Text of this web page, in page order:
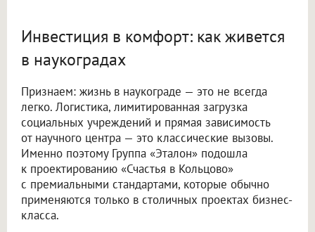
Инвестиция в комфорт: как живется
в наукоградах
Признаем: жизнь в наукограде — это не всегда
легко. Логистика, лимитированная загрузка
социальных учреждений и прямая зависимость
от научного центра — это классические вызовы.
Именно поэтому Группа «Эталон» подошла
к проектированию «Счастья в Кольцово»
с премиальными стандартами, которые обычно
применяются только в столичных проектах бизнес-
класса.